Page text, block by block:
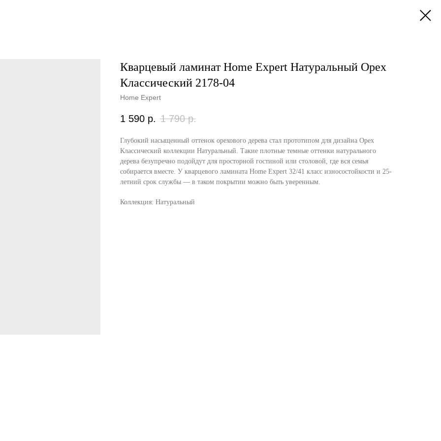
Кварцевый ламинат Home Expert Натуральный Орех
Классический 2178-04
Home Expert
1 590 р. 1 790 р.
Глубокий насыщенный оттенок орехового дерева стал прототипом для дизайна Орех
Классический коллекции Натуральный. Такие плотные темные оттенки натурального
дерева безупречно подойдут для просторной гостиной или столовой, где вся семья
собирается вместе. У кварцевого ламината Home Expert 32/41 класс износостойкости и 25-
летний срок службы — в таком покрытии можно быть уверенным.
Коллекция: Натуральный